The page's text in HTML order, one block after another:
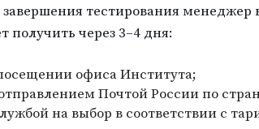
тестирования
получить через 3–4 дня:
офиса Института;
Почтой России по
на выбор в соответствии с